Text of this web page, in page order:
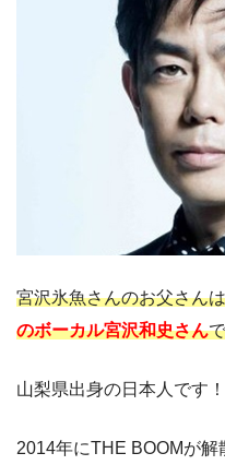
宮沢氷魚さんのお父さん
のボーカル宮沢和史さん
山梨県出身の日本人です！
2014年にTHE BOOMが解